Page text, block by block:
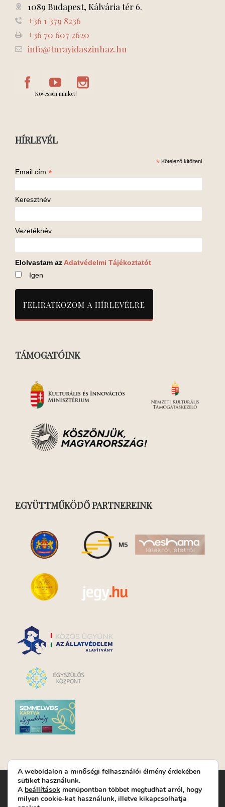
1089 Budapest, Kálvária tér 6.
+36 1 379 8236
+36 70 607 2620
info@turayidaszinhaz.hu
Kövessen minket!
HÍRLEVÉL
* Kötelező kitölteni
Email cím *
Keresztnév
Vezetéknév
Elolvastam az Adatvédelmi Tájékoztatót
Igen
TÁMOGATÓINK
EGYÜTTMŰKÖDŐ PARTNEREINK
Turay Ida Színház Közhasznú Nonprofit Kft. | Működési
helyszín: Turay Ida Színház 1089 Budapest, Kálvária tér 6. |
Levelezési cím: 1089 Budapest, Kálvária tér 14. | Titkárság:
A weboldalon a minőségi felhasználói élmény érdekében
sütiket használunk.
A beállítások menüpontban többet megtudhat arról, hogy
milyen cookie-kat használunk, illetve kikapcsolhatja